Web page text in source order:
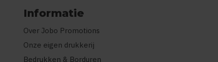
Informatie
Over Jobo Promotions
Onze eigen drukkerij
Bedrukken & Borduren